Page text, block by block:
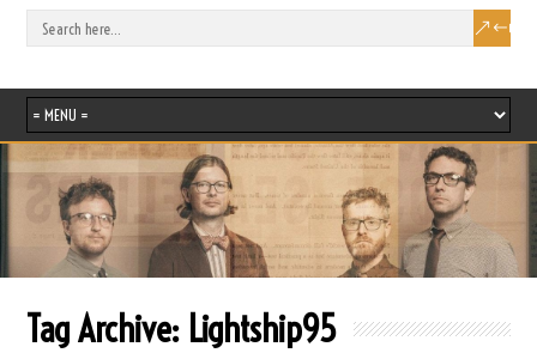
Tag Archive: Lightship95